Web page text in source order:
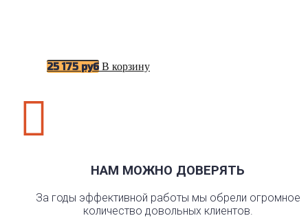
25 175 руб В корзину

НАМ МОЖНО ДОВЕРЯТЬ
За годы эффективной работы мы обрели огромное
количество довольных клиентов.